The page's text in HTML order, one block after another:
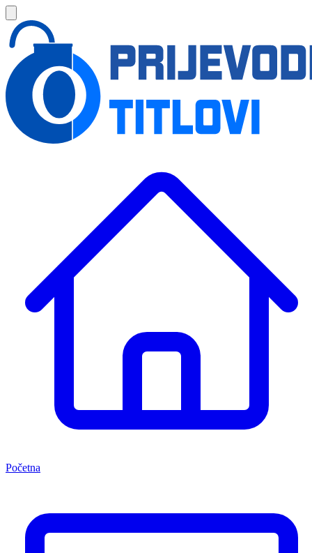
Početna